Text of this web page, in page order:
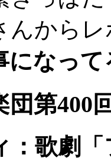
んから
になっ
第400
：歌劇